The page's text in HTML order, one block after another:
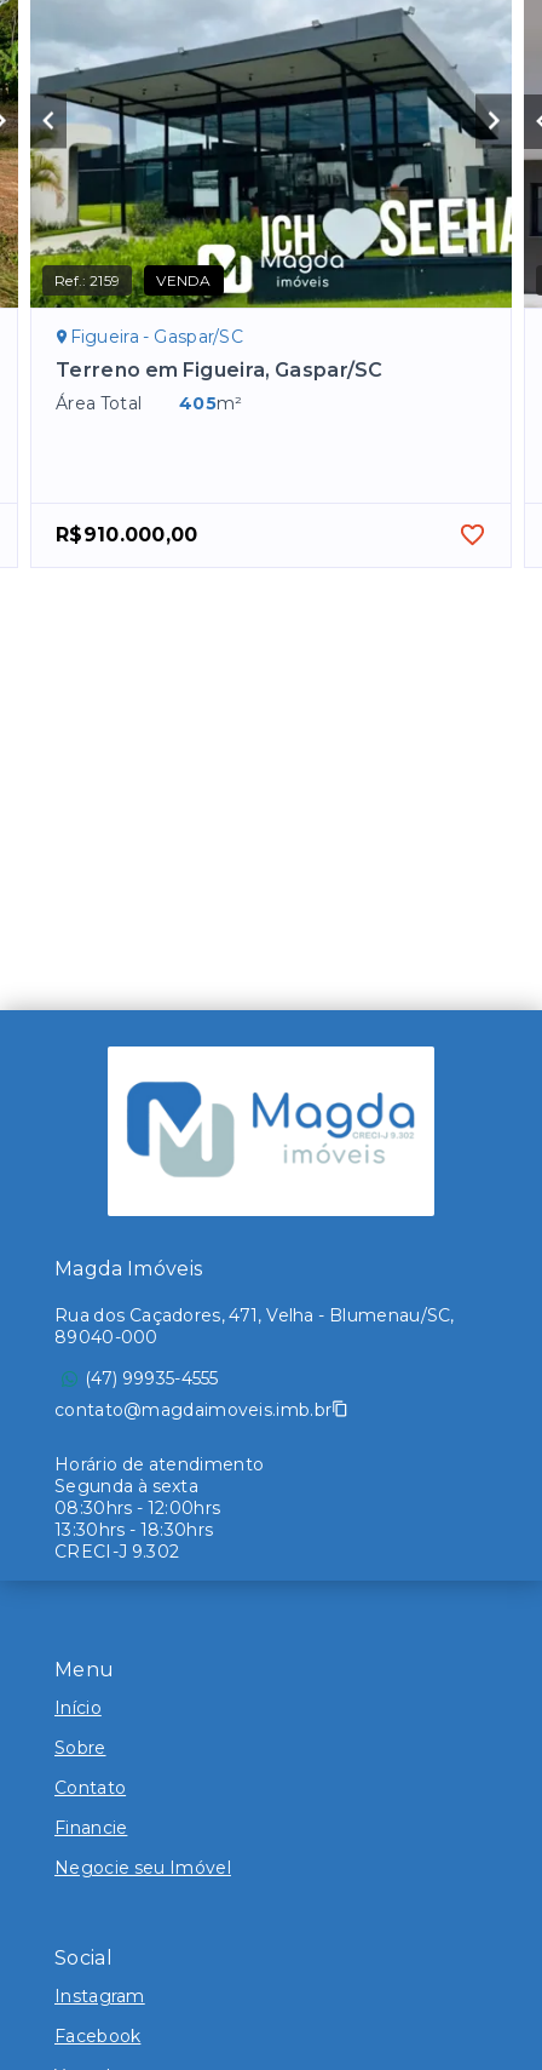
Ref.:2159 VENDA
Figueira - Gaspar/SC
Terreno em Figueira, Gaspar/SC
Área Total 405m²
R$910.000,00
Menu
Início
Sobre
Contato
Financie
Negocie seu Imóvel
Social
Instagram
Facebook
Magda Imóveis
Rua dos Caçadores, 471, Velha - Blumenau/SC,
89040-000
(47) 99935-4555
contato@magdaimoveis.imb.br
Horário de atendimento
Segunda à sexta
08:30hrs - 12:00hrs
13:30hrs - 18:30hrs
CRECI-J 9.302